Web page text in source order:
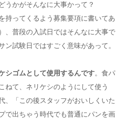
うかがそんなに大事かって？
持ってくるよう募集要項に書いてあ
、普段の入試日ではそんなに大事で
ン試験日ではすごく意味があって。
シゴムとして使用するんです。食パ
ねて、ネリケシのようにして使う
、「この後スタッフがおいしくいた
で出ちゃう時代でも普通にパンを画